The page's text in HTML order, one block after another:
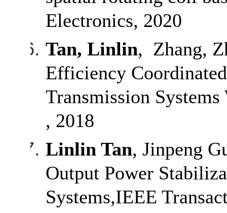
Electronics, 2020
Tan, Linlin, Zhang,
Efficiency
Transmission
, 2018
Linlin Tan, Jinpeng
Output Power
Systems,IEEE